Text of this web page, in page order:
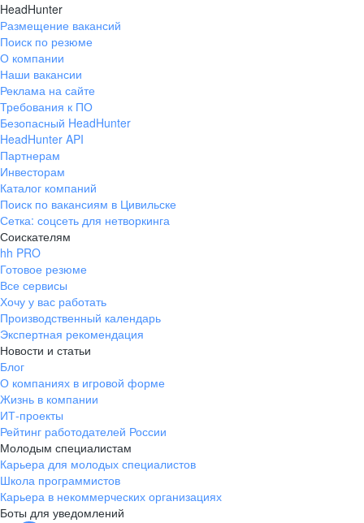
HeadHunter
Размещение вакансий
Поиск по резюме
О компании
Наши вакансии
Реклама на сайте
Требования к ПО
Безопасный HeadHunter
HeadHunter API
Партнерам
Инвесторам
Каталог компаний
Поиск по вакансиям в Цивильске
Сетка: соцсеть для нетворкинга
Соискателям
hh PRO
Готовое резюме
Все сервисы
Хочу у вас работать
Производственный календарь
Экспертная рекомендация
Новости и статьи
Блог
О компаниях в игровой форме
Жизнь в компании
ИТ-проекты
Рейтинг работодателей России
Молодым специалистам
Карьера для молодых специалистов
Школа программистов
Карьера в некоммерческих организациях
Боты для уведомлений